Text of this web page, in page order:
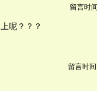
留言时
呢？？？
留言时间